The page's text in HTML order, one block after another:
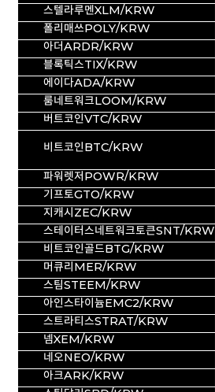
스텔라루멘XLM/KRW
폴리매쓰POLY/KRW
아더ARDR/KRW
블록틱스TIX/KRW
에이다ADA/KRW
룸네트워크LOOM/KRW
버트코인VTC/KRW
비트코인BTC/KRW
파워렛저POWR/KRW
기프토GTO/KRW
지캐시ZEC/KRW
스테이터스네트워크토큰SNT/KRW
비트코인골드BTG/KRW
머큐리MER/KRW
스팀STEEM/KRW
아인스타이늄EMC2/KRW
스트라티스STRAT/KRW
넴XEM/KRW
네오NEO/KRW
아크ARK/KRW